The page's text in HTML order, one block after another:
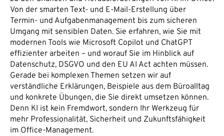
Von der smarten Text- und E-Mail-Erstellung über
Termin- und Aufgabenmanagement bis zum sicheren
Umgang mit sensiblen Daten. Sie erfahren, wie Sie mit
modernen Tools wie Microsoft Copilot und ChatGPT
effizienter arbeiten – und worauf Sie im Hinblick auf
Datenschutz, DSGVO und den EU AI Act achten müssen.
Gerade bei komplexen Themen setzen wir auf
verständliche Erklärungen, Beispiele aus dem Büroalltag
und konkrete Übungen, die Sie direkt umsetzen können.
Denn KI ist kein Fremdwort, sondern Ihr Werkzeug für
mehr Professionalität, Sicherheit und Zukunftsfähigkeit
im Office-Management.